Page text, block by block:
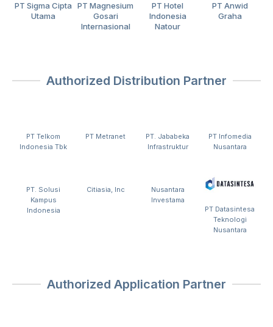
PT Sigma Cipta
Utama
PT Magnesium
Gosari
Internasional
PT Hotel
Indonesia
Natour
PT Anwid
Graha
Authorized Distribution Partner
PT Telkom
Indonesia Tbk
PT Metranet
PT. Jababeka
Infrastruktur
PT Infomedia
Nusantara
PT. Solusi
Kampus
Indonesia
Citiasia, Inc
Nusantara
Investama
PT Datasintesa
Teknologi
Nusantara
Authorized Application Partner